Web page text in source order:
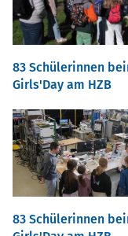
83 Schülerinnen
Girls'Day am HZB
83 Schülerinnen